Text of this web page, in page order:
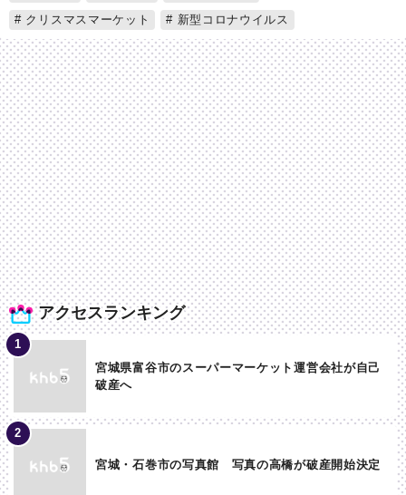
アクセスランキング
宮城県富谷市のスーパーマーケット運営会社が自己
破産へ
宮城・石巻市の写真館 写真の高橋が破産開始決定
クリスマスマーケット
新型コロナウイルス